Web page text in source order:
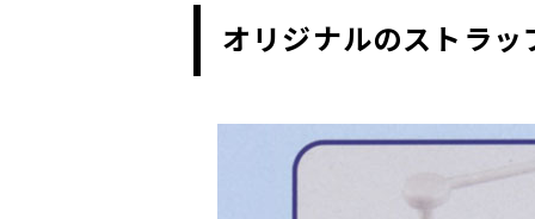
オリジナルのストラッ